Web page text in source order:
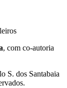
, com co-autoria
S. dos Santabaia